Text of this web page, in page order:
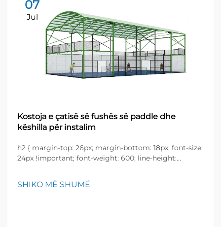
07
Jul
Kostoja e çatisë së fushës së paddle dhe
këshilla për instalim
h2 { margin-top: 26px; margin-bottom: 18px; font-size:
24px !important; font-weight: 600; line-height:
font-size: 20px !important; font-weight: 600; line-
height: ...}
SHIKO MË SHUMË